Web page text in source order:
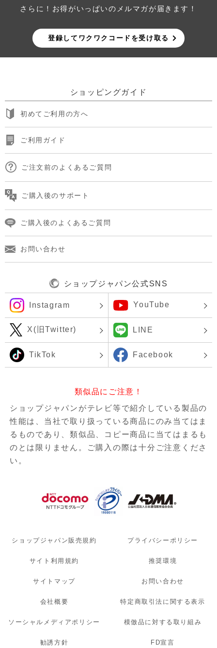
さらに！お得がいっぱいのメルマガが届きます！
登録してワクワクコードを受け取る
ショッピングガイド
初めてご利用の方へ
ご利用ガイド
ご注文前のよくあるご質問
ご購入後のサポート
ご購入後のよくあるご質問
お問い合わせ
ショップジャパン公式SNS
Instagram YouTube
X(旧Twitter) LINE
TikTok Facebook
類似品にご注意！
ショップジャパンがテレビ等で紹介している製品の
性能は、当社で取り扱っている商品にのみ当てはま
るものであり、類似品、コピー商品に当てはまるも
のとは限りません。ご購入の際は十分ご注意くださ
い。
ショップジャパン販売規約 プライバシーポリシー
サイト利用規約 推奨環境
サイトマップ お問い合わせ
会社概要 特定商取引法に関する表示
ソーシャルメディアポリシー 模倣品に対する取り組み
勧誘方針 FD宣言